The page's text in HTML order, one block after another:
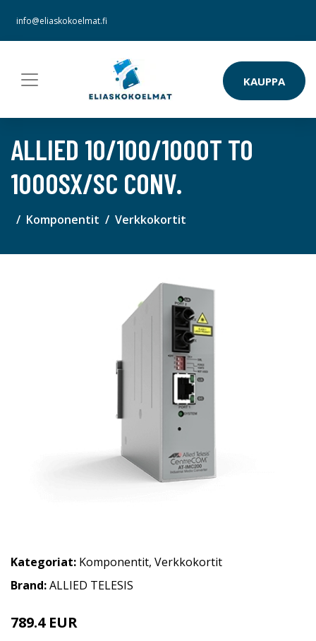
info@eliaskokoelmat.fi
KAUPPA
ALLIED 10/100/1000T TO
1000SX/SC CONV.
Komponentit Verkkokortit
Kategoriat: Komponentit, Verkkokortit
Brand:ALLIED TELESIS
789.4 EUR